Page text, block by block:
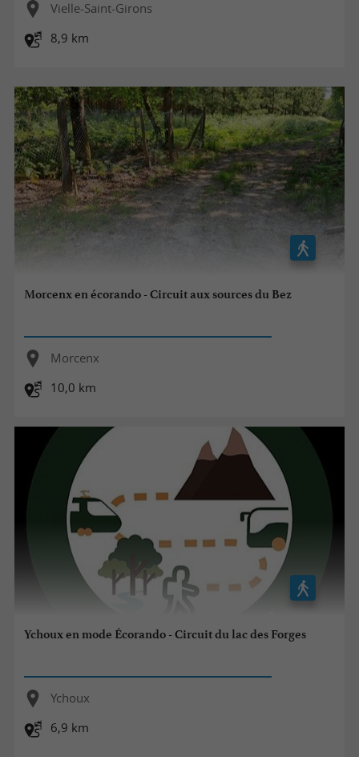
Vielle-Saint-Girons
8,9 km
Morcenx en écorando - Circuit aux sources du Bez
Morcenx
10,0 km
Ychoux en mode Écorando - Circuit du lac des Forges
Ychoux
6,9 km